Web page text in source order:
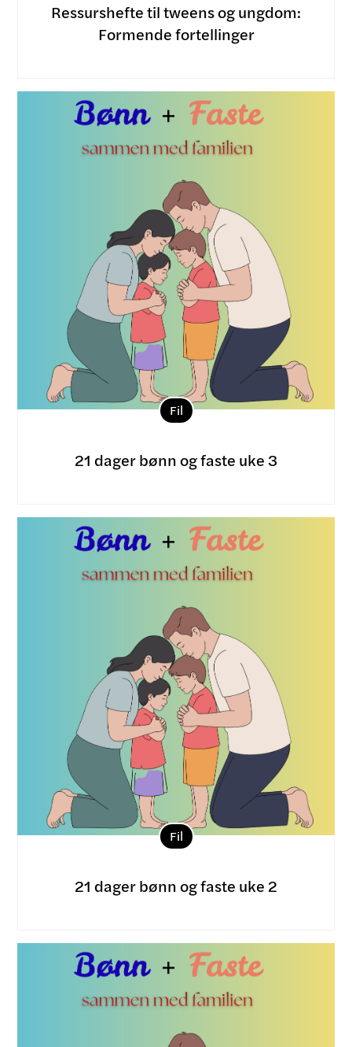
Ressurshefte til tweens og ungdom:
Formende fortellinger
Fil
21 dager bønn og faste uke 3
Fil
21 dager bønn og faste uke 2